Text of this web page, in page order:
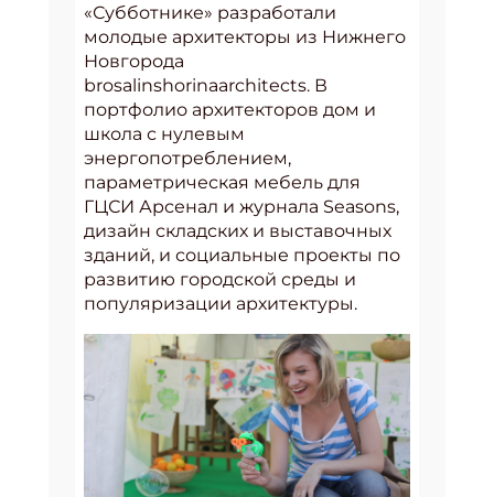
«Субботнике» разработали
молодые архитекторы из Нижнего
Новгорода
brosalinshorinaarchitects. В
портфолио архитекторов дом и
школа с нулевым
энергопотреблением,
параметрическая мебель для
ГЦСИ Арсенал и журнала Seasons,
дизайн складских и выставочных
зданий, и социальные проекты по
развитию городской среды и
популяризации архитектуры.